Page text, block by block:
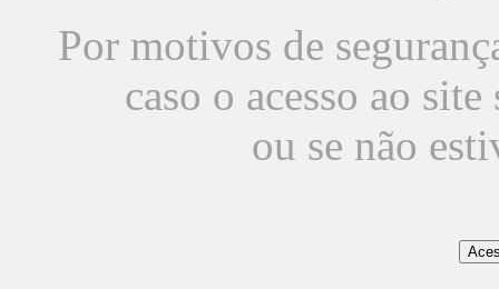
Por motivos de
caso o acesso ao
ou se não